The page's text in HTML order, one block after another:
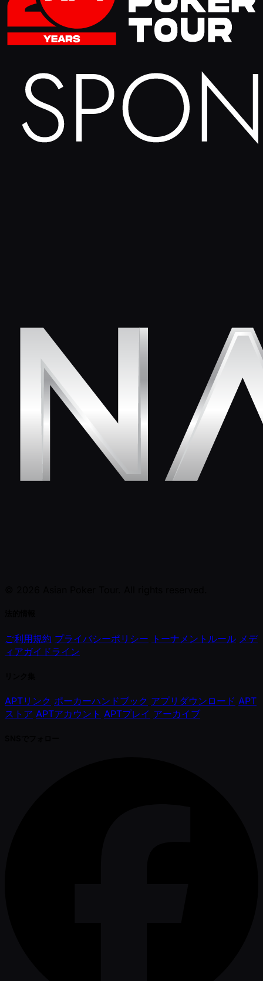
ご利用規約 プライバシーポリシー トーナメントルール メデ
ィアガイドライン
APTリンク ポーカーハンドブック アプリダウンロード APT
ストア APTアカウント APTプレイ アーカイブ